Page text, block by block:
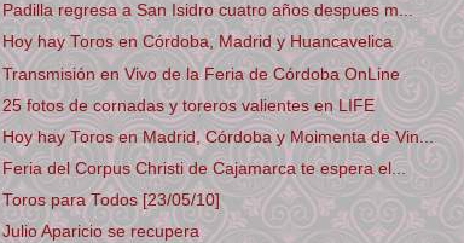
Padilla regresa a San Isidro cuatro años despues m...
Hoy hay Toros en Córdoba, Madrid y Huancavelica
Transmisión en Vivo de la Feria de Córdoba OnLine
25 fotos de cornadas y toreros valientes en LIFE
Hoy hay Toros en Madrid, Córdoba y Moimenta de Vin...
Feria del Corpus Christi de Cajamarca te espera el...
Toros para Todos [23/05/10]
Julio Aparicio se recupera